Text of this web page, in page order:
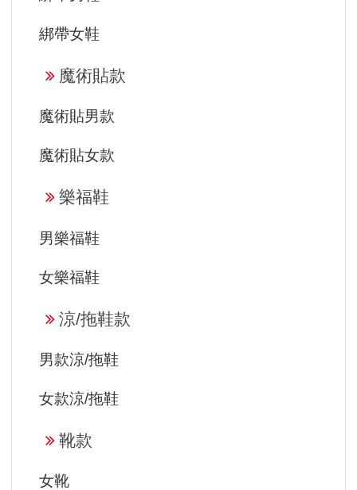
綁帶女鞋
魔術貼款
魔術貼男款
魔術貼女款
樂福鞋
男樂福鞋
女樂福鞋
涼/拖鞋款
男款涼/拖鞋
女款涼/拖鞋
靴款
女靴